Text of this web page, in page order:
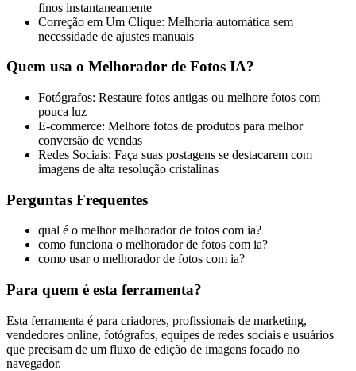
finos instantaneamente
Correção em Um Clique: Melhoria automática sem
necessidade de ajustes manuais
Quem usa o Melhorador de Fotos IA?
Fotógrafos: Restaure fotos antigas ou melhore fotos com
pouca luz
E-commerce: Melhore fotos de produtos para melhor
conversão de vendas
Redes Sociais: Faça suas postagens se destacarem com
imagens de alta resolução cristalinas
Perguntas Frequentes
qual é o melhor melhorador de fotos com ia?
como funciona o melhorador de fotos com ia?
como usar o melhorador de fotos com ia?
Para quem é esta ferramenta?
Esta ferramenta é para criadores, profissionais de marketing,
vendedores online, fotógrafos, equipes de redes sociais e usuários
que precisam de um fluxo de edição de imagens focado no
navegador.